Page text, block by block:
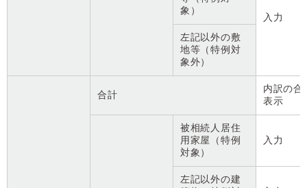
象）
入力
左記以外の敷
地等（特例対
象外）
合計
内訳の合
表示
被相続人居住
用家屋（特例
対象）
入力
左記以外の建